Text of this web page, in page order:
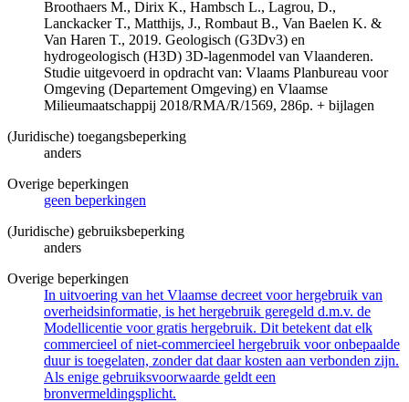
Broothaers M., Dirix K., Hambsch L., Lagrou, D.,
Lanckacker T., Matthijs, J., Rombaut B., Van Baelen K. &
Van Haren T., 2019. Geologisch (G3Dv3) en
hydrogeologisch (H3D) 3D-lagenmodel van Vlaanderen.
Studie uitgevoerd in opdracht van: Vlaams Planbureau voor
Omgeving (Departement Omgeving) en Vlaamse
Milieumaatschappij 2018/RMA/R/1569, 286p. + bijlagen
(Juridische) toegangsbeperking
anders
Overige beperkingen
geen beperkingen
(Juridische) gebruiksbeperking
anders
Overige beperkingen
In uitvoering van het Vlaamse decreet voor hergebruik van
overheidsinformatie, is het hergebruik geregeld d.m.v. de
Modellicentie voor gratis hergebruik. Dit betekent dat elk
commercieel of niet-commercieel hergebruik voor onbepaalde
duur is toegelaten, zonder dat daar kosten aan verbonden zijn.
Als enige gebruiksvoorwaarde geldt een
bronvermeldingsplicht.